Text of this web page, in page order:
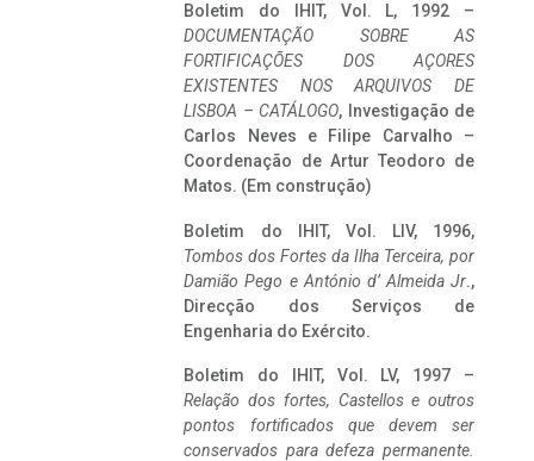
Boletim do IHIT, Vol. L, 1992 –
DOCUMENTAÇÃO SOBRE AS
FORTIFICAÇÕES DOS AÇORES
EXISTENTES NOS ARQUIVOS DE
LISBOA – CATÁLOGO, Investigação de
Carlos Neves e Filipe Carvalho –
Coordenação de Artur Teodoro de
Matos. (Em construção)
Boletim do IHIT, Vol. LIV, 1996,
Tombos dos Fortes da Ilha Terceira, por
Damião Pego e António d’ Almeida Jr.,
Direcção dos Serviços de
Engenharia do Exército.
Boletim do IHIT, Vol. LV, 1997 –
Relação dos fortes, Castellos e outros
pontos fortificados que devem ser
conservados para defeza permanente.